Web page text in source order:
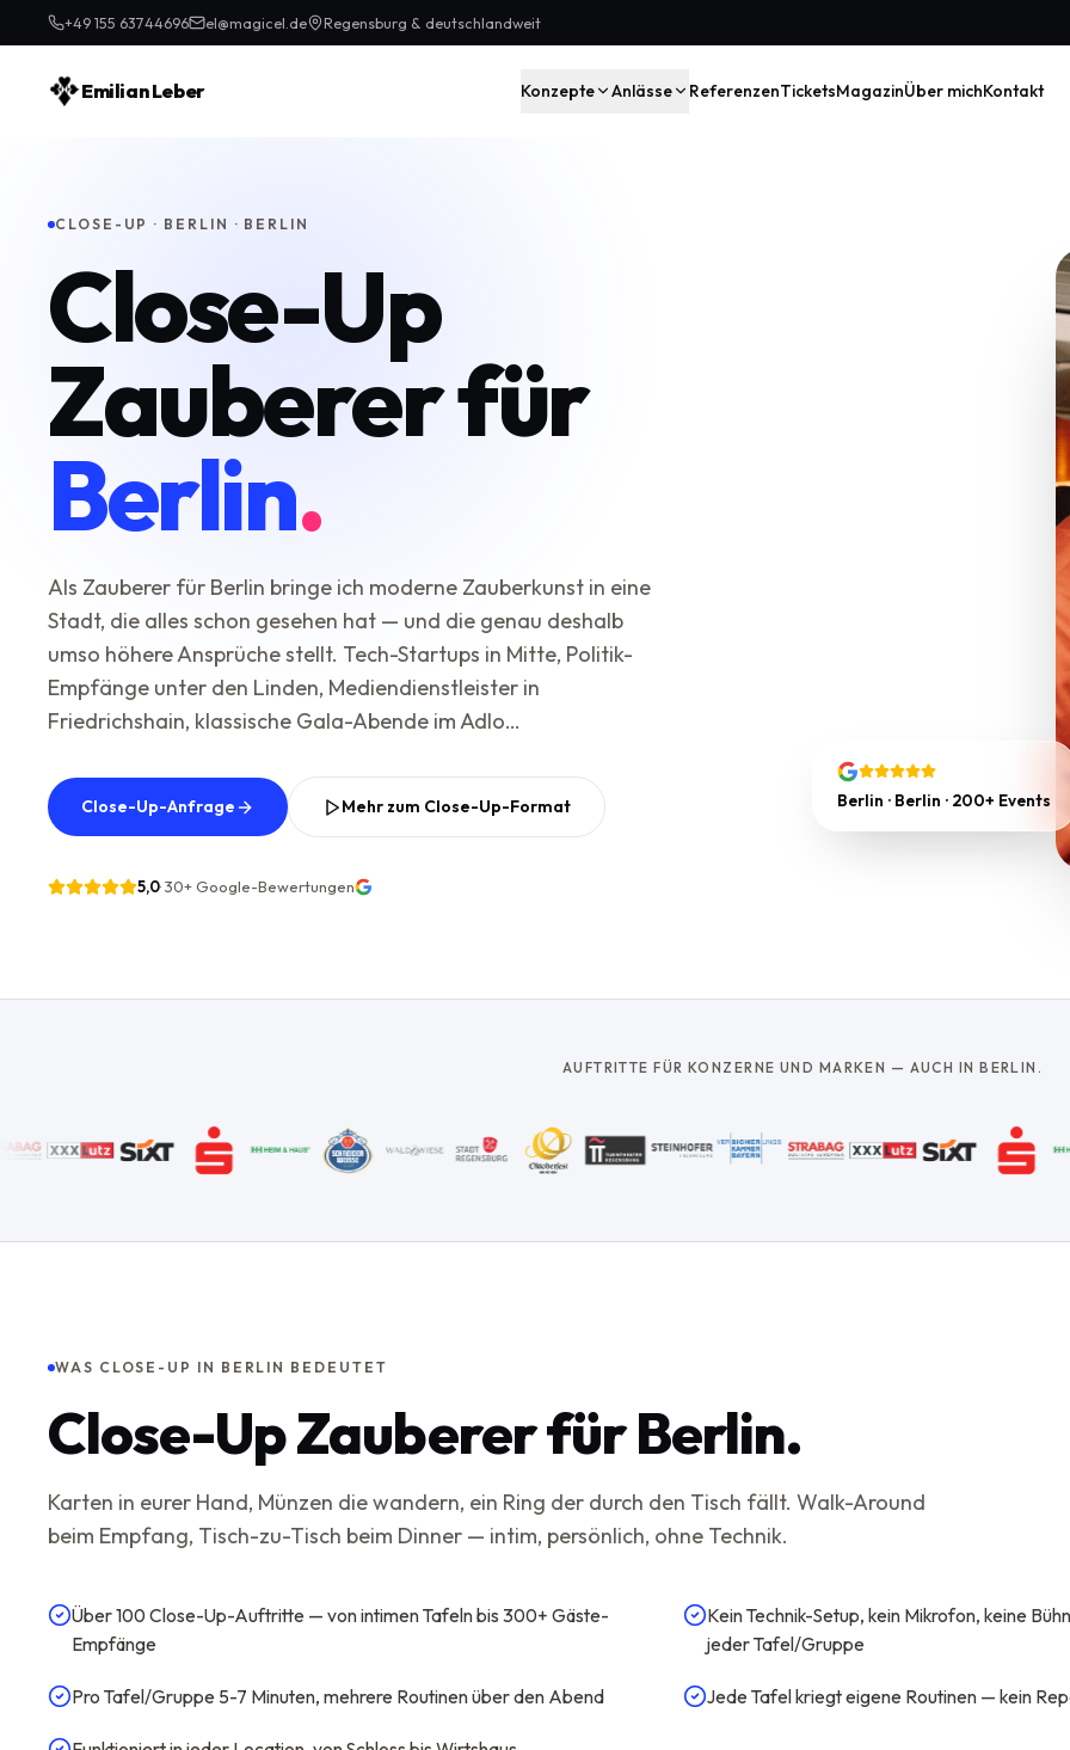
+49 155 63744696 el@magicel.de Regensburg & deutschlandweit
Emilian Leber Konzepte Anlässe ReferenzenTicketsMagazinÜber michKontakt
CLOSE-UP · BERLIN · BERLIN
Close-Up
Zauberer für
Berlin.
Als Zauberer für Berlin bringe ich moderne Zauberkunst in eine
Stadt, die alles schon gesehen hat — und die genau deshalb
umso höhere Ansprüche stellt. Tech-Startups in Mitte, Politik-
Empfänge unter den Linden, Mediendienstleister in
Friedrichshain, klassische Gala-Abende im Adlo…
Close-Up-Anfrage Mehr zum Close-Up-Format
5,0·30+Google-Bewertungen
Berlin · Berlin · 200+ Events
AUFTRITTE FÜR KONZERNE UND MARKEN — AUCH IN BERLIN.
WAS CLOSE-UP IN BERLIN BEDEUTET
Close-Up Zauberer für Berlin.
Karten in eurer Hand, Münzen die wandern, ein Ring der durch den Tisch fällt. Walk-Around
beim Empfang, Tisch-zu-Tisch beim Dinner — intim, persönlich, ohne Technik.
Über 100 Close-Up-Auftritte — von intimen Tafeln bis 300+ Gäste-
Empfänge
Kein Technik-Setup, kein Mikrofon, keine
jeder Tafel/Gruppe
Pro Tafel/Gruppe 5-7 Minuten, mehrere Routinen über den Abend Jede Tafel kriegt eigene Routinen — kein